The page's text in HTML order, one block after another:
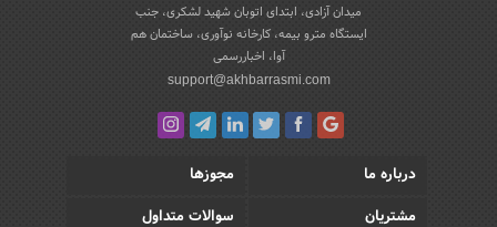
میدان آزادی، ابتدای اتوبان شهید لشکری، جنب
ایستگاه مترو بیمه، کارخانه نوآوری، ساختمان هم
آوا، اخباررسمی
support@akhbarrasmi.com
درباره ما
مجوزها
مشتریان
سوالات متداول